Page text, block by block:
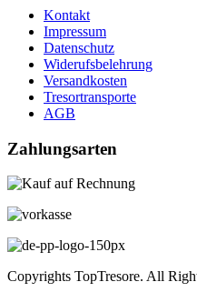
Kontakt
Impressum
Datenschutz
Widerufsbelehrung
Versandkosten
Tresortransporte
AGB
Zahlungsarten
Copyrights TopTresore. All